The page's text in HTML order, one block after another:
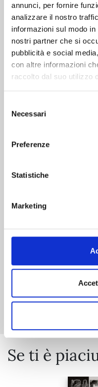
annunci, per fornire
analizzare il nostro
informazioni sul modo
nostri partner che si
pubblicità e social
con altre informazioni
raccolto dal suo utilizzo
delNecessari
Preferenze
Statistiche
Marketing
Altri volumi
WELCOME TO
€ 5,90
Se ti è